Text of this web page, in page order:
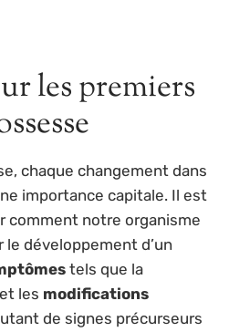
les premiers
chaque changement dans
importance capitale. Il est
comment notre organisme
le développement d’un
tels que la
et les modifications
de signes précurseurs